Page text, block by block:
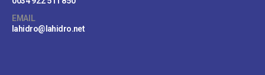
EMAIL
lahidro@lahidro.net